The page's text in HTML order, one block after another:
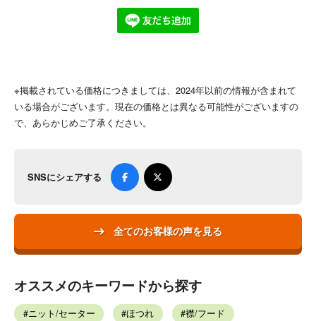
※掲載されている価格につきましては、2024年以前の情報が含まれて
いる場合がございます。現在の価格とは異なる可能性がございますの
で、あらかじめご了承ください。
SNSにシェアする
全てのお客様の声を見る
オススメのキーワードから探す
ニット/セーター ほつれ 襟/フード